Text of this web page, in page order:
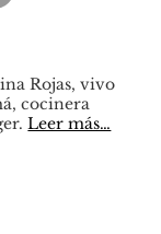
Rojas, vivo
cocinera
Leer más…